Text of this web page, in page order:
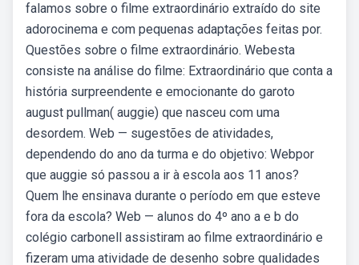
falamos sobre o filme extraordinário extraído do site
adorocinema e com pequenas adaptações feitas por.
Questões sobre o filme extraordinário. Webesta
consiste na análise do filme: Extraordinário que conta a
história surpreendente e emocionante do garoto
august pullman( auggie) que nasceu com uma
desordem. Web — sugestões de atividades,
dependendo do ano da turma e do objetivo: Webpor
que auggie só passou a ir à escola aos 11 anos?
Quem lhe ensinava durante o período em que esteve
fora da escola? Web — alunos do 4º ano a e b do
colégio carbonell assistiram ao filme extraordinário e
fizeram uma atividade de desenho sobre qualidades